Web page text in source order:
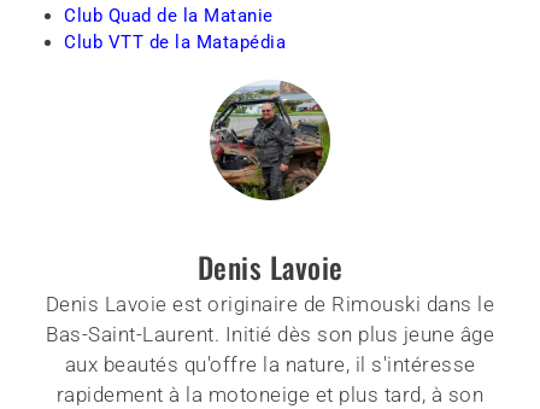
Club Quad de la Matanie
Club VTT de la Matapédia
Denis Lavoie
Denis Lavoie est originaire de Rimouski dans le
Bas-Saint-Laurent. Initié dès son plus jeune âge
aux beautés qu'offre la nature, il s'intéresse
rapidement à la motoneige et plus tard, à son